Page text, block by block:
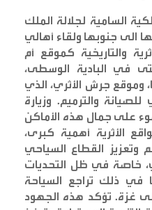
السامية لجلالة الملك
الى جنوبها ولقاء أهالي
والتاريخية كموقع أم
في البادية الوسطى،
وموقع جرش الأثري، الذي
والترميم. وزيارة
على جمال هذه الأماكن
الأثرية أهمية كبرى،
القطاع السياحي
خاصة في ظل التحديات
في ذلك تراجع السياحة
غزة. تؤكد هذه الجهود